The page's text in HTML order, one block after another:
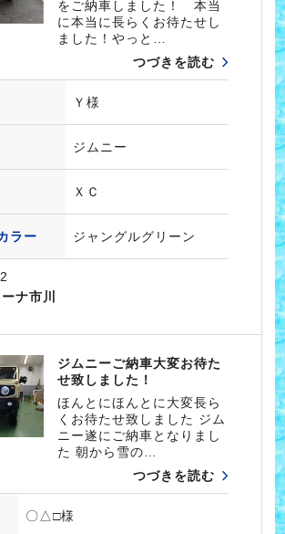
をご納車しました！ 本当
に本当に長らくお待たせし
ました！やっと…
つづきを読む
Ｙ様
ジムニー
ＸＣ
ラー ジャングルグリーン
ナ市川
ジムニーご納車大変お待た
せ致しました！
ほんとにほんとに大変長ら
くお待たせ致しました ジム
ニー遂にご納車となりまし
た 朝から雪の…
つづきを読む
〇△□様